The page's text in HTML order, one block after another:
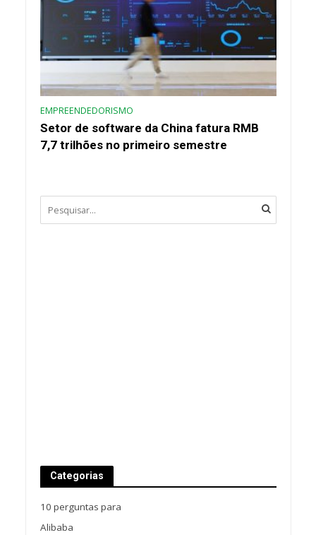
EMPREENDEDORISMO
Setor de software da China fatura RMB
7,7 trilhões no primeiro semestre
Categorias
10 perguntas para
Alibaba